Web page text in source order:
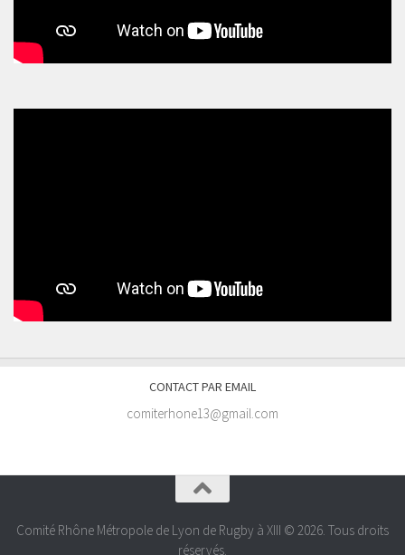
CONTACT PAR EMAIL
comiterhone13@gmail.com
Comité Rhône Métropole de Lyon de Rugby à XIII © 2026. Tous droits
réservés.